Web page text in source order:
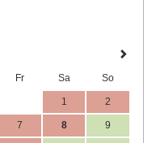
Fr Sa So
1 2
7 8 9